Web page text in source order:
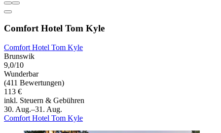
Comfort Hotel Tom Kyle
Comfort Hotel Tom Kyle
Brunswik
9,0/10
Wunderbar
(411 Bewertungen)
113 €
inkl. Steuern & Gebühren
30. Aug.–31. Aug.
Comfort Hotel Tom Kyle